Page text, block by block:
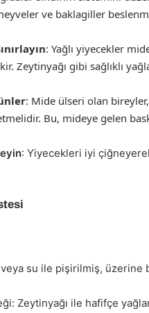
ve baklagiller
: Yağlı yiyecekler
Zeytinyağı gibi sağlıklı
: Mide ülseri olan
Bu, mideye gelen
: Yiyecekleri iyi
su ile pişirilmiş, üzerine
Zeytinyağı ile hafifçe